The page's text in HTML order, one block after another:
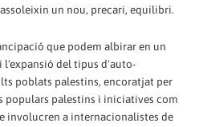
un nou, precari, equilibri.
que podem albirar en un
l'expansió del tipus d'auto-
poblats palestins, encoratjat per
populars palestins i iniciatives com
involucren a internacionalistes de